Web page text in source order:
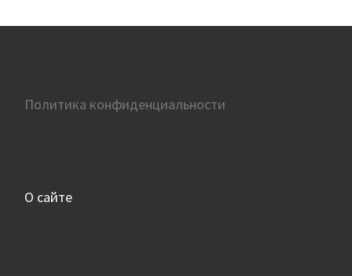
Политика конфиденциальности
О сайте